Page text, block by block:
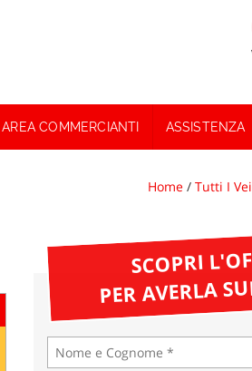
AREA COMMERCIANTI ASSISTENZA
Home / Tutti I
SCOPRI
PER AVERLA